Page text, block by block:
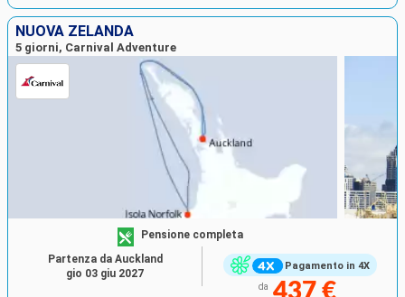
NUOVA ZELANDA
5 giorni, Carnival Adventure
Pagamento in 4X
Pensione completa
da 437 €
Partenza da Auckland
gio 03 giu 2027